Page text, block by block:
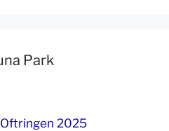
Park
2025